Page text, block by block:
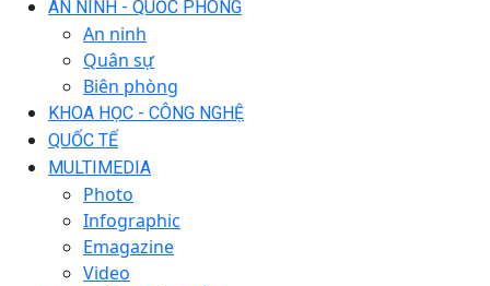
AN NINH - QUỐC PHÒNG
An ninh
Quân sự
Biên phòng
KHOA HỌC - CÔNG NGHỆ
QUỐC TẾ
MULTIMEDIA
Photo
Infographic
Emagazine
Video